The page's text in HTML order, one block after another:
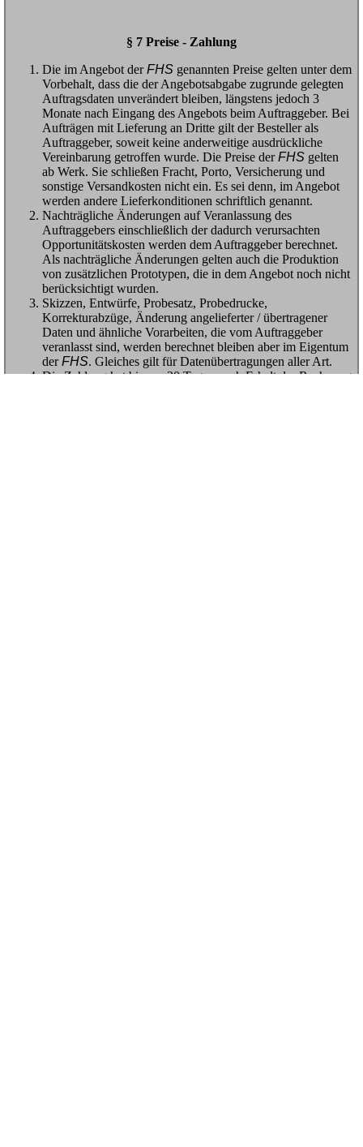
§ 7 Preise - Zahlung
Die im Angebot derFHS genannten Preise gelten unter dem
Vorbehalt, dass die der Angebotsabgabe zugrunde gelegten
Auftragsdaten unverändert bleiben, längstens jedoch 3
Monate nach Eingang des Angebots beim Auftraggeber. Bei
Aufträgen mit Lieferung an Dritte gilt der Besteller als
Auftraggeber, soweit keine anderweitige ausdrückliche
Vereinbarung getroffen wurde. Die Preise derFHS gelten
ab Werk. Sie schließen Fracht, Porto, Versicherung und
sonstige Versandkosten nicht ein. Es sei denn, im Angebot
werden andere Lieferkonditionen schriftlich genannt.
Nachträgliche Änderungen auf Veranlassung des
Auftraggebers einschließlich der dadurch verursachten
Opportunitätskosten werden dem Auftraggeber berechnet.
Als nachträgliche Änderungen gelten auch die Produktion
von zusätzlichen Prototypen, die in dem Angebot noch nicht
berücksichtigt wurden.
Skizzen, Entwürfe, Probesatz, Probedrucke,
Korrekturabzüge, Änderung angelieferter / übertragener
Daten und ähnliche Vorarbeiten, die vom Auftraggeber
veranlasst sind, werden berechnet bleiben aber im Eigentum
derFHS. Gleiches gilt für Datenübertragungen aller Art.
Die Zahlung hat binnen 30 Tagen nach Erhalt der Rechnung